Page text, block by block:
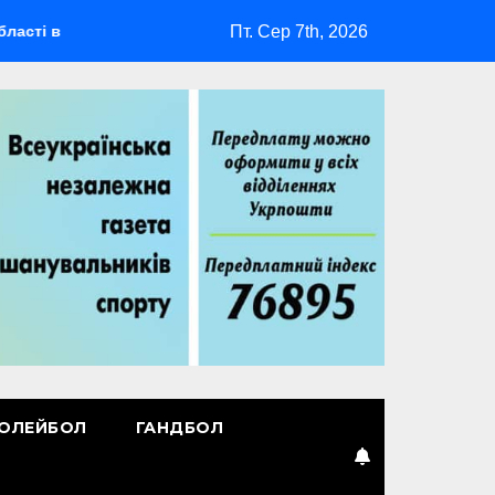
мультиспортивний табір ГАРТ 2026 – як долучитися
Пт. Сер 7th, 2026
ГАНДБОЛ